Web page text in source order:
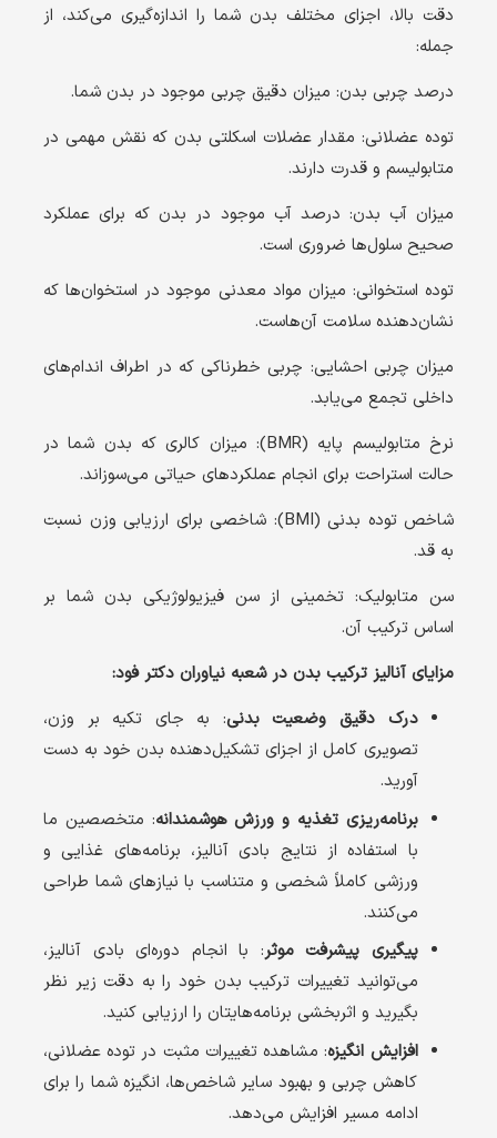
دقت بالا، اجزای مختلف بدن شما را اندازه‌گیری می‌کند، از
جمله:
درصد چربی بدن: میزان دقیق چربی موجود در بدن شما.
توده عضلانی: مقدار عضلات اسکلتی بدن که نقش مهمی در
متابولیسم و قدرت دارند.
میزان آب بدن: درصد آب موجود در بدن که برای عملکرد
صحیح سلول‌ها ضروری است.
توده استخوانی: میزان مواد معدنی موجود در استخوان‌ها که
نشان‌دهنده سلامت آن‌هاست.
میزان چربی احشایی: چربی خطرناکی که در اطراف اندام‌های
داخلی تجمع می‌یابد.
نرخ متابولیسم پایه (BMR): میزان کالری که بدن شما در
حالت استراحت برای انجام عملکردهای حیاتی می‌سوزاند.
شاخص توده بدنی (BMI): شاخصی برای ارزیابی وزن نسبت
به قد.
سن متابولیک: تخمینی از سن فیزیولوژیکی بدن شما بر
اساس ترکیب آن.
مزایای آنالیز ترکیب بدن در شعبه نیاوران دکتر فود:
درک دقیق وضعیت بدنی: به جای تکیه بر وزن،
تصویری کامل از اجزای تشکیل‌دهنده بدن خود به دست
آورید.
برنامه‌ریزی تغذیه و ورزش هوشمندانه: متخصصین ما
با استفاده از نتایج بادی آنالیز، برنامه‌های غذایی و
ورزشی کاملاً شخصی و متناسب با نیازهای شما طراحی
می‌کنند.
پیگیری پیشرفت موثر: با انجام دوره‌ای بادی آنالیز،
می‌توانید تغییرات ترکیب بدن خود را به دقت زیر نظر
بگیرید و اثربخشی برنامه‌هایتان را ارزیابی کنید.
افزایش انگیزه: مشاهده تغییرات مثبت در توده عضلانی،
کاهش چربی و بهبود سایر شاخص‌ها، انگیزه شما را برای
ادامه مسیر افزایش می‌دهد.